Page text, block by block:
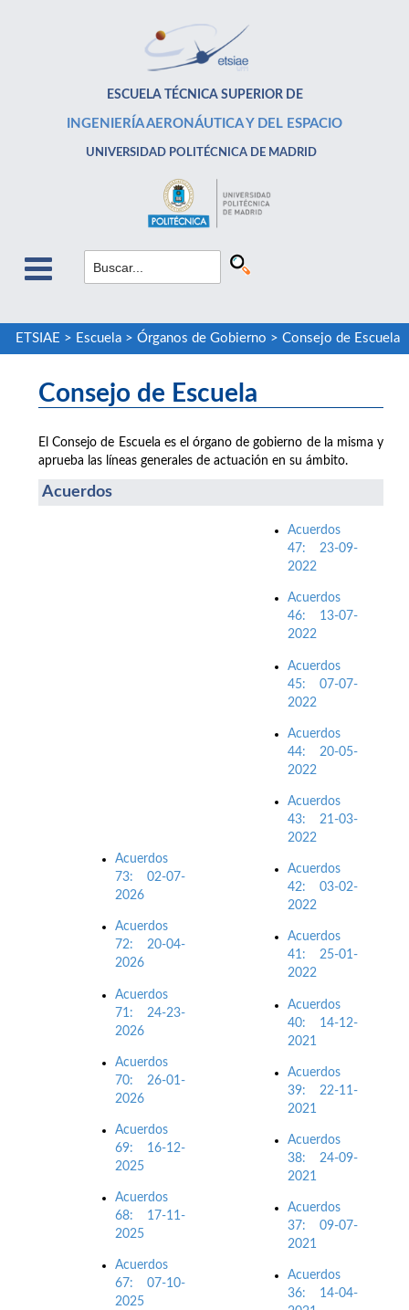
ESCUELA TÉCNICA SUPERIOR DE
INGENIERÍA AERONÁUTICA Y DEL ESPACIO
UNIVERSIDAD POLITÉCNICA DE MADRID
ETSIAE > Escuela> Órganos de Gobierno > Consejo de Escuela
Consejo de Escuela
El Consejo de Escuela es el órgano de gobierno de la misma y
aprueba las líneas generales de actuación en su ámbito.
Acuerdos
Acuerdos
73: 02-07-
2026
Acuerdos
72: 20-04-
2026
Acuerdos
71: 24-23-
2026
Acuerdos
70: 26-01-
2026
Acuerdos
69: 16-12-
2025
Acuerdos
68: 17-11-
2025
Acuerdos
67: 07-10-
2025
Acuerdos
47: 23-09-
2022
Acuerdos
46: 13-07-
2022
Acuerdos
45: 07-07-
2022
Acuerdos
44: 20-05-
2022
Acuerdos
43: 21-03-
2022
Acuerdos
42: 03-02-
2022
Acuerdos
41: 25-01-
2022
Acuerdos
40: 14-12-
2021
Acuerdos
39: 22-11-
2021
Acuerdos
38: 24-09-
2021
Acuerdos
37: 09-07-
2021
Acuerdos
36: 14-04-